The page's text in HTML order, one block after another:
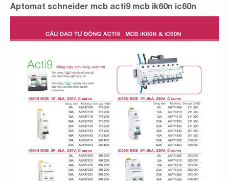
Aptomat schneider mcb acti9 mcb ik60n ic60n